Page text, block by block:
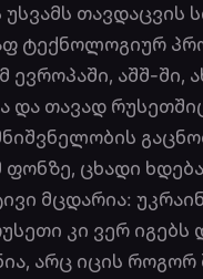
უსვამს თავდაცვის
ტექნოლოგიურ
ევროპაში, აშშ-ში,
და თავად
ფონზე, ცხადი
მცდარია:
კი ვერ იგებს
არც იცის როგორ